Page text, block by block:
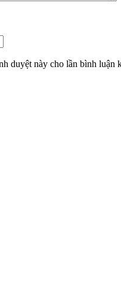
duyệt này cho lần bình luận